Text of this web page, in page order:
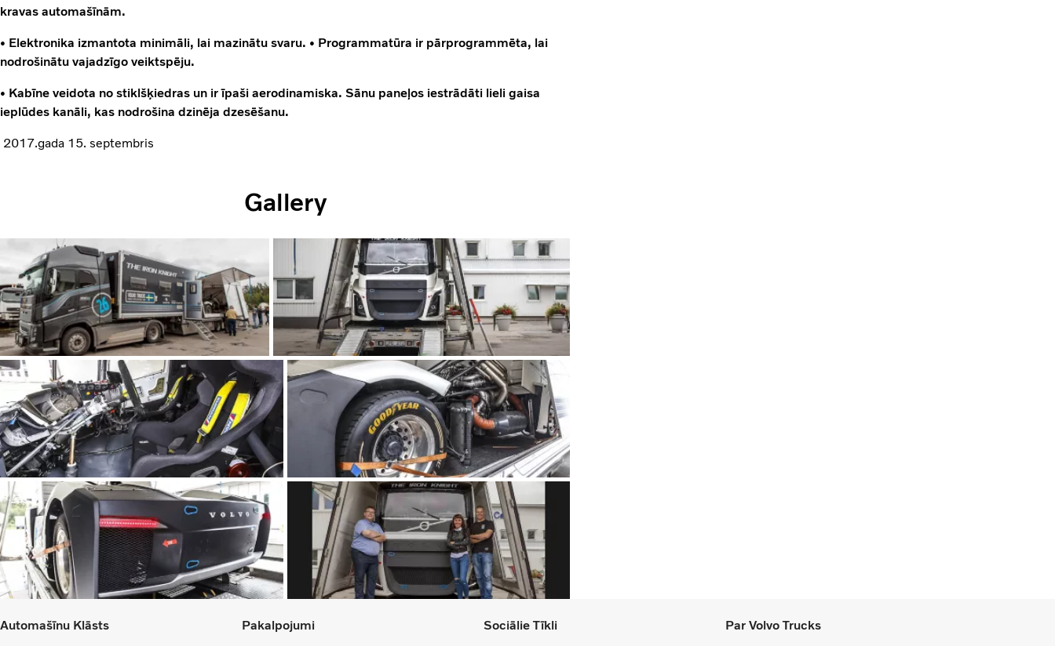
kravas automašīnām.
• Elektronika izmantota minimāli, lai mazinātu svaru. • Programmatūra ir pārprogrammēta, lai
nodrošinātu vajadzīgo veiktspēju.
• Kabīne veidota no stiklšķiedras un ir īpaši aerodinamiska. Sānu paneļos iestrādāti lieli gaisa
ieplūdes kanāli, kas nodrošina dzinēja dzesēšanu.
2017.gada 15. septembris
Gallery
Automašīnu Klāsts Pakalpojumi Sociālie Tīkli Par Volvo Trucks